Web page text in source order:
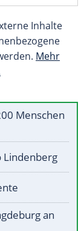
Inhalte
Mehr
Menschen
Lindenberg
an